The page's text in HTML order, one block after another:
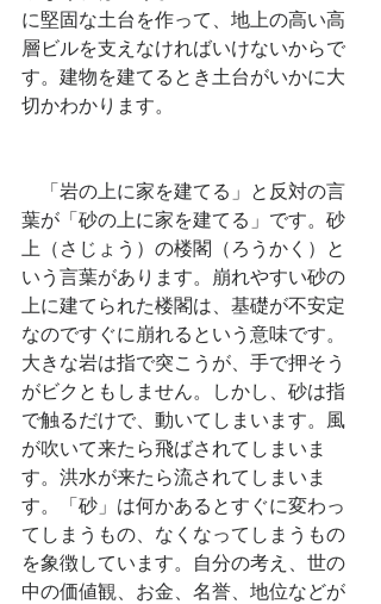
に堅固な土台を作って、地上の高い高
層ビルを支えなければいけないからで
す。建物を建てるとき土台がいかに大
切かわかります。
「岩の上に家を建てる」と反対の言
葉が「砂の上に家を建てる」です。砂
上（さじょう）の楼閣（ろうかく）と
いう言葉があります。崩れやすい砂の
上に建てられた楼閣は、基礎が不安定
なのですぐに崩れるという意味です。
大きな岩は指で突こうが、手で押そう
がビクともしません。しかし、砂は指
で触るだけで、動いてしまいます。風
が吹いて来たら飛ばされてしまいま
す。洪水が来たら流されてしまいま
す。「砂」は何かあるとすぐに変わっ
てしまうもの、なくなってしまうもの
を象徴しています。自分の考え、世の
中の価値観、お金、名誉、地位などが